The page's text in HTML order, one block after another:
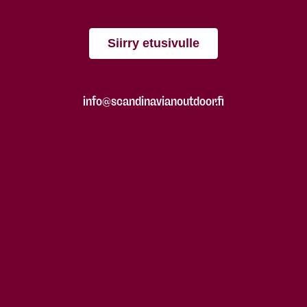
Siirry etusivulle
info@scandinavianoutdoor.fi